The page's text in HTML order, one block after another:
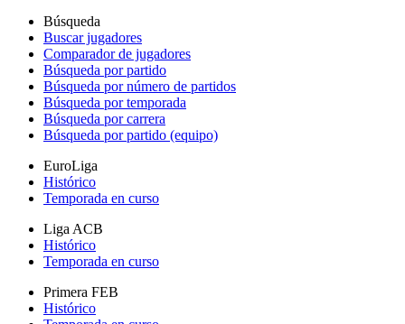
Búsqueda
Buscar jugadores
Comparador de jugadores
Búsqueda por partido
Búsqueda por número de partidos
Búsqueda por temporada
Búsqueda por carrera
Búsqueda por partido (equipo)
EuroLiga
Histórico
Temporada en curso
Liga ACB
Histórico
Temporada en curso
Primera FEB
Histórico